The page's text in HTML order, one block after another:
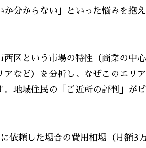
か分からない」といった悩みを抱
西区という市場の特性（商業の中
アなど）を分析し、なぜこのエリ
。地域住民の「ご近所の評判」が
依頼した場合の費用相場（月額3